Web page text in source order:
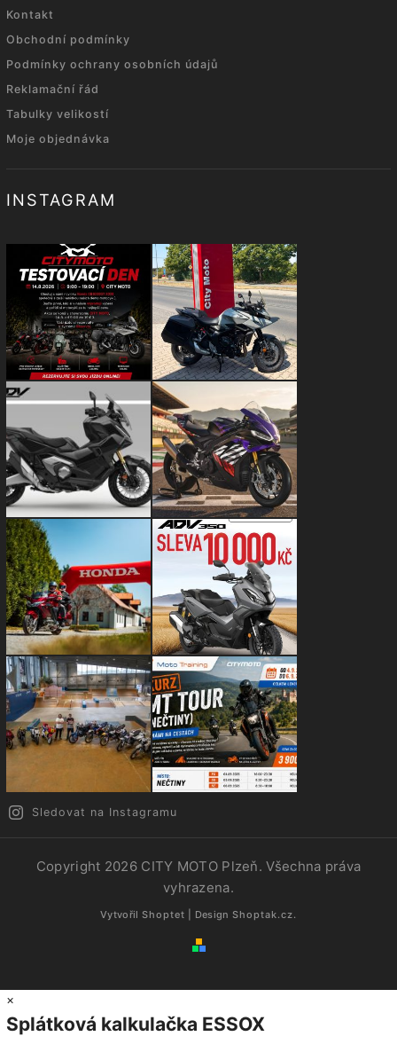
Kontakt
Obchodní podmínky
Podmínky ochrany osobních údajů
Reklamační řád
Tabulky velikostí
Moje objednávka
INSTAGRAM
Sledovat na Instagramu
Copyright 2026 CITY MOTO Plzeň. Všechna práva
vyhrazena.
Vytvořil Shoptet | Design Shoptak.cz.
×
Splátková kalkulačka ESSOX